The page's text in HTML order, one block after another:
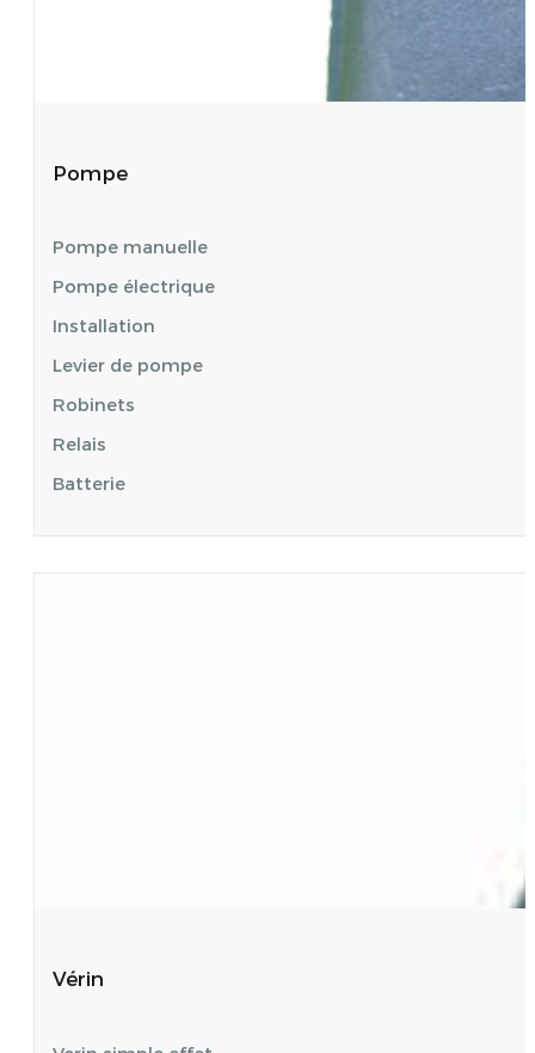
Pompe
Pompe manuelle
Pompe électrique
Installation
Levier de pompe
Robinets
Relais
Batterie
Vérin